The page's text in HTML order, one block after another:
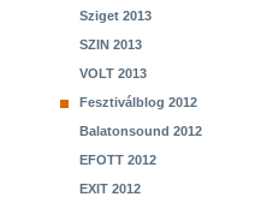
Sziget 2013
SZIN 2013
VOLT 2013
Fesztiválblog 2012
Balatonsound 2012
EFOTT 2012
EXIT 2012